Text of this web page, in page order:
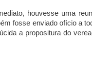
houvesse uma
fosse enviado ofício a
a propositura do